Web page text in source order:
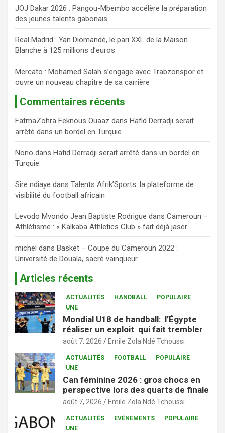
JOJ Dakar 2026 : Pangou-Mbembo accélère la préparation
des jeunes talents gabonais
Real Madrid : Yan Diomandé, le pari XXL de la Maison
Blanche à 125 millions d’euros
Mercato : Mohamed Salah s’engage avec Trabzonspor et
ouvre un nouveau chapitre de sa carrière
Commentaires récents
FatmaZohra Feknous Ouaaz dans Hafid Derradji serait
arrêté dans un bordel en Turquie.
Nono dans Hafid Derradji serait arrêté dans un bordel en
Turquie.
Sire ndiaye dans Talents Afrik’Sports: la plateforme de
visibilité du football africain
Levodo Mvondo Jean Baptiste Rodrigue dans Cameroun –
Athlétisme : « Kalkaba Athletics Club » fait déjà jaser
michel dans Basket – Coupe du Cameroun 2022 :
Université de Douala, sacré vainqueur
Articles récents
ACTUALITÉS HANDBALL
POPULAIRE
UNE
Mondial U18 de handball: l’Égypte
réaliser un exploit qui fait trembler
août 7, 2026 Emile Zola Ndé Tchoussi
ACTUALITÉS FOOTBALL
POPULAIRE
UNE
Can féminine 2026 : gros chocs en
perspective lors des quarts de finale
août 7, 2026 Emile Zola Ndé Tchoussi
ACTUALITÉS EVÉNEMENTS
POPULAIRE
UNE